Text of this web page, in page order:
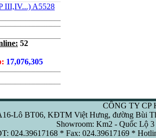
III,IV...) A5528
52
17,076,305
CÔNG TY CP
Lô BT06, KĐTM Việt Hưng, đường Bùi
Showroom: Km2 - Quốc Lộ
024.39617168 * Fax: 024.39617169 *